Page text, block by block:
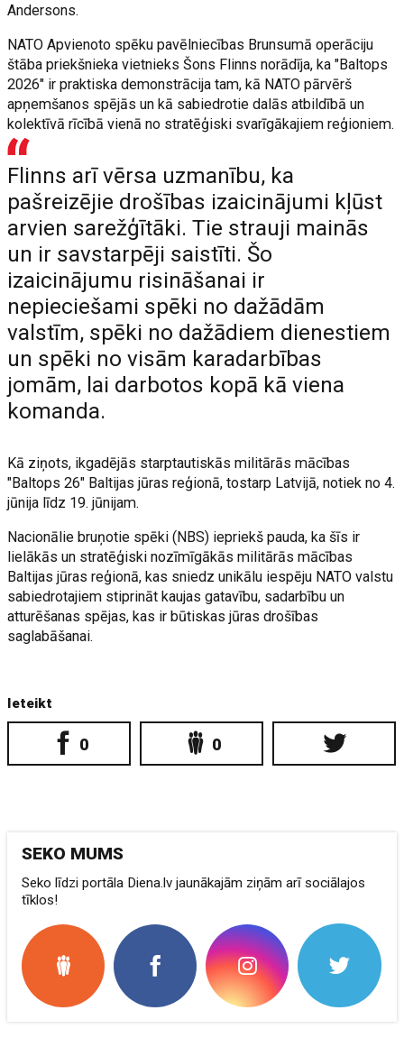
Andersons.
NATO Apvienoto spēku pavēlniecības Brunsumā operāciju
štāba priekšnieka vietnieks Šons Flinns norādīja, ka "Baltops
2026" ir praktiska demonstrācija tam, kā NATO pārvērš
apņemšanos spējās un kā sabiedrotie dalās atbildībā un
kolektīvā rīcībā vienā no stratēģiski svarīgākajiem reģioniem.
Flinns arī vērsa uzmanību, ka
pašreizējie drošības izaicinājumi kļūst
arvien sarežģītāki. Tie strauji mainās
un ir savstarpēji saistīti. Šo
izaicinājumu risināšanai ir
nepieciešami spēki no dažādām
valstīm, spēki no dažādiem dienestiem
un spēki no visām karadarbības
jomām, lai darbotos kopā kā viena
komanda.
Kā ziņots, ikgadējās starptautiskās militārās mācības
"Baltops 26" Baltijas jūras reģionā, tostarp Latvijā, notiek no 4.
jūnija līdz 19. jūnijam.
Nacionālie bruņotie spēki (NBS) iepriekš pauda, ka šīs ir
lielākās un stratēģiski nozīmīgākās militārās mācības
Baltijas jūras reģionā, kas sniedz unikālu iespēju NATO valstu
sabiedrotajiem stiprināt kaujas gatavību, sadarbību un
atturēšanas spējas, kas ir būtiskas jūras drošības
saglabāšanai.
Ieteikt
0 0
SEKO MUMS
Seko līdzi portāla Diena.lv jaunākajām ziņām arī sociālajos
tīklos!